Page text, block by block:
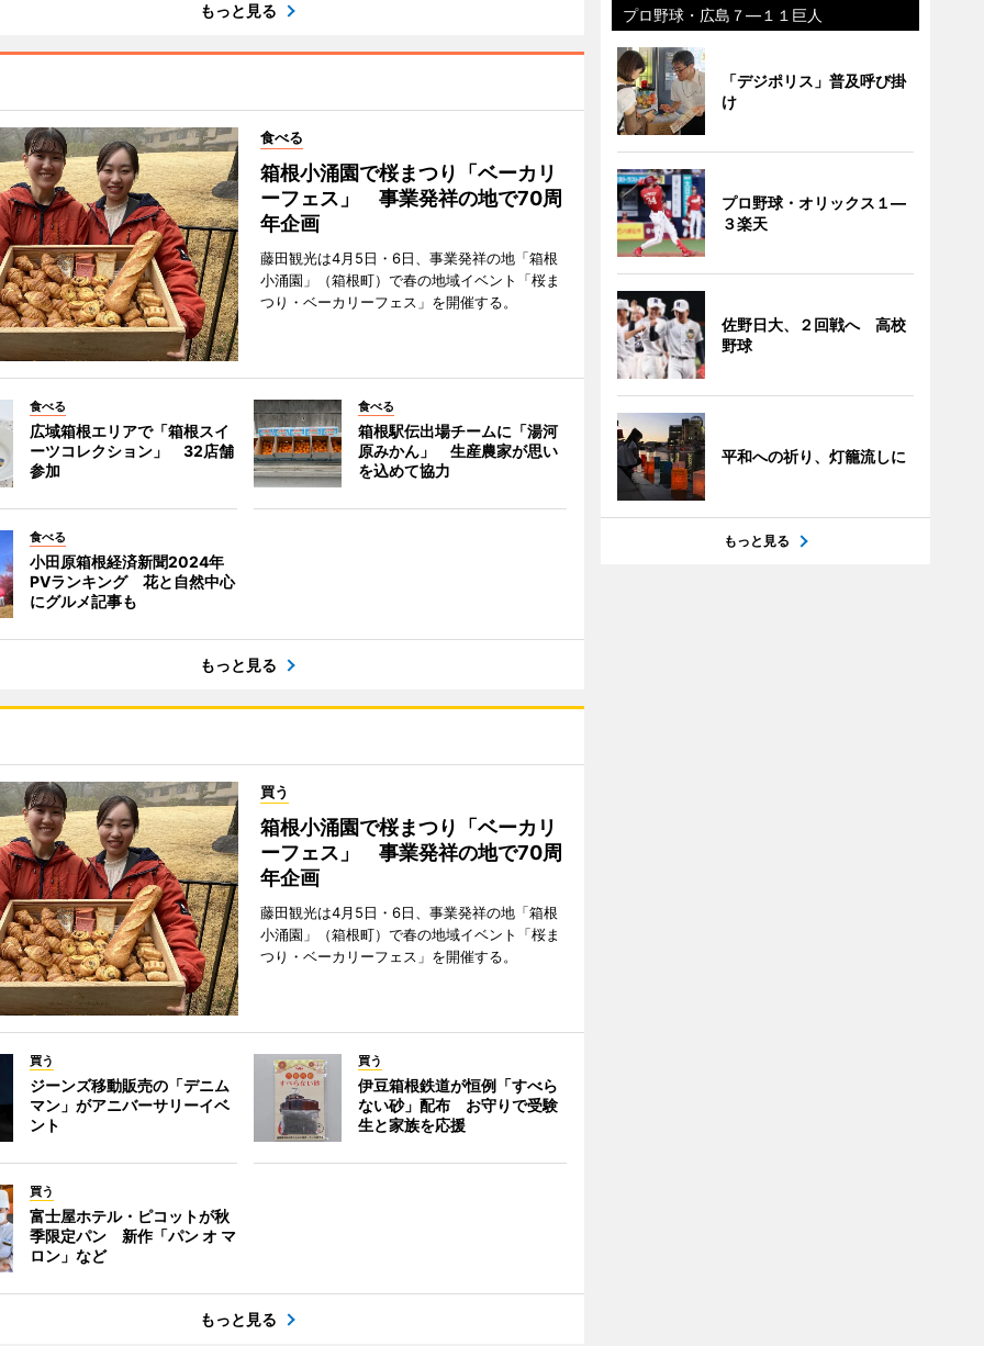
もっと見る
食べる
箱根小涌園で桜まつり「ベーカリ
ーフェス」 事業発祥の地で70周
年企画
藤田観光は4月5日・6日、事業発祥の地「箱根
小涌園」（箱根町）で春の地域イベント「桜ま
つり・ベーカリーフェス」を開催する。
食べる
広域箱根エリアで「箱根スイ
ーツコレクション」 32店舗
参加
食べる
箱根駅伝出場チームに「湯河
原みかん」 生産農家が思い
を込めて協力
食べる
小田原箱根経済新聞2024年
PVランキング 花と自然中心
にグルメ記事も
もっと見る
買う
箱根小涌園で桜まつり「ベーカリ
ーフェス」 事業発祥の地で70周
年企画
藤田観光は4月5日・6日、事業発祥の地「箱根
小涌園」（箱根町）で春の地域イベント「桜ま
つり・ベーカリーフェス」を開催する。
買う
ジーンズ移動販売の「デニム
マン」がアニバーサリーイベ
ント
買う
伊豆箱根鉄道が恒例「すべら
ない砂」配布 お守りで受験
生と家族を応援
買う
富士屋ホテル・ピコットが秋
季限定パン 新作「パン オ マ
ロン」など
もっと見る
プロ野球・広島７―１１巨人
「デジポリス」普及呼び掛
け
プロ野球・オリックス１―
３楽天
佐野日大、２回戦へ 高校
野球
平和への祈り、灯籠流しに
もっと見る